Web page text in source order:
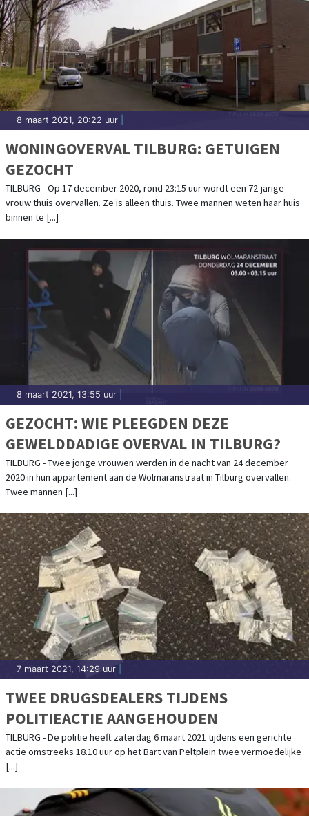
8 maart 2021, 20:22 uur
WONINGOVERVAL TILBURG: GETUIGEN
GEZOCHT
TILBURG - Op 17 december 2020, rond 23:15 uur wordt een 72-jarige
vrouw thuis overvallen. Ze is alleen thuis. Twee mannen weten haar huis
binnen te [...]
8 maart 2021, 13:55 uur
GEZOCHT: WIE PLEEGDEN DEZE
GEWELDDADIGE OVERVAL IN TILBURG?
TILBURG - Twee jonge vrouwen werden in de nacht van 24 december
2020 in hun appartement aan de Wolmaranstraat in Tilburg overvallen.
Twee mannen [...]
7 maart 2021, 14:29 uur
TWEE DRUGSDEALERS TIJDENS
POLITIEACTIE AANGEHOUDEN
TILBURG - De politie heeft zaterdag 6 maart 2021 tijdens een gerichte
actie omstreeks 18.10 uur op het Bart van Peltplein twee vermoedelijke
[...]